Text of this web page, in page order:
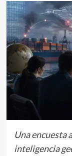
Una encuesta
inteligencia